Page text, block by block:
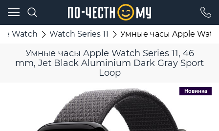
Watch Watch Series 11 Умные часы Apple
Умные часы Apple Watch Series 11, 46
mm, Jet Black Aluminium Dark Gray Sport
Loop
Новинка